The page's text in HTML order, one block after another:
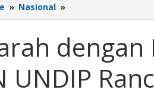
» Nasional »
dengan
Arah:
Tim
KKN
UNDIP
dengan
UNDIP